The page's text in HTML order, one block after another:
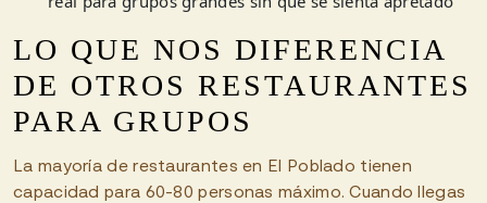
LO QUE NOS DIFERENCIA
DE OTROS RESTAURANTES
PARA GRUPOS
La mayoría de restaurantes en El Poblado tienen
capacidad para 60-80 personas máximo. Cuando llegas